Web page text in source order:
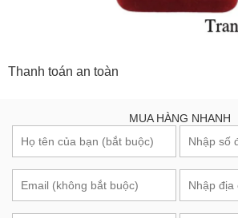
Thanh toán an toàn
MUA HÀNG NHANH